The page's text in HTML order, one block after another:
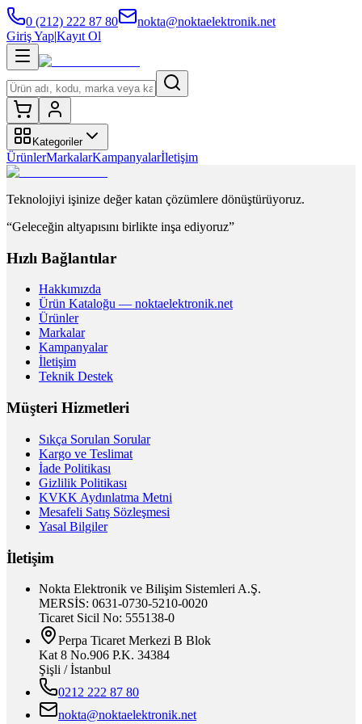
0 (212) 222 87 80
nokta@noktaelektronik.net
Giriş Yap|Kayıt Ol
Kategoriler
ÜrünlerMarkalarKampanyalarİletişim
Teknolojiyi işinize değer katan çözümlere dönüştürüyoruz.
“Geleceğin altyapısını birlikte inşa ediyoruz”
Hızlı Bağlantılar
Hakkımızda
Ürün Kataloğu — noktaelektronik.net
Ürünler
Markalar
Kampanyalar
İletişim
Teknik Destek
Müşteri Hizmetleri
Sıkça Sorulan Sorular
Kargo ve Teslimat
İade Politikası
Gizlilik Politikası
KVKK Aydınlatma Metni
Mesafeli Satış Sözleşmesi
Yasal Bilgiler
İletişim
Nokta Elektronik ve Bilişim Sistemleri A.Ş.
MERSİS: 0631-0730-5210-0020
Ticaret Sicil No: 555138-0
Perpa Ticaret Merkezi B Blok
Kat 8 No.906 P.K. 34384
Şişli / İstanbul
0212 222 87 80
nokta@noktaelektronik.net